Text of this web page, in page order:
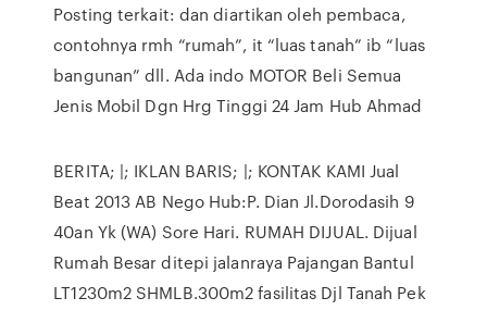
Posting terkait: dan diartikan oleh pembaca,
contohnya rmh “rumah”, it “luas tanah” ib “luas
bangunan” dll. Ada indo MOTOR Beli Semua
Jenis Mobil Dgn Hrg Tinggi 24 Jam Hub Ahmad
BERITA; |; IKLAN BARIS; |; KONTAK KAMI Jual
Beat 2013 AB Nego Hub:P. Dian Jl.Dorodasih 9
40an Yk (WA) Sore Hari. RUMAH DIJUAL. Dijual
Rumah Besar ditepi jalanraya Pajangan Bantul
LT1230m2 SHMLB.300m2 fasilitas Djl Tanah Pek